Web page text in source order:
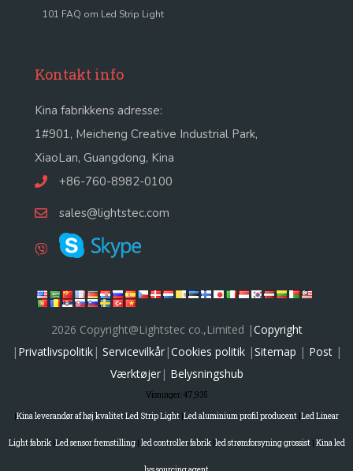
101 FAQ om Led Strip Light
Kontakt info
Kina fabrikkens adresse:
1#901, Meicheng Creative Industrial Park,
XiaoLan, Guangdong, Kina
+86-760-8982-0100
sales@lightstec.com
2026 Copyright@Lightstec co.,Limited |Copyright
| Privatlivspolitik| Servicevilkår|Cookies politik|Sitemap | Post|
Værktøjer| Belysningshub
Visninger:47,935
Kina leverandør af høj kvalitet Led Strip Light Led aluminium profil producent Led Linear
Light fabrik| Led sensor fremstilling| led controller fabrik| led strømforsyning grossist| Kina led